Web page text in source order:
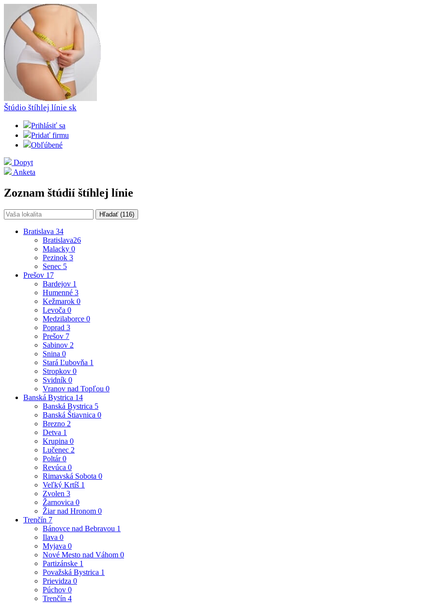
Štúdio štíhlej línie sk
Prihlásiť sa
Pridať firmu
Obľúbené
Dopyt
Anketa
Zoznam štúdií štíhlej línie
Hľadať (116)
Bratislava 34
Bratislava26
Malacky 0
Pezinok 3
Senec 5
Prešov 17
Bardejov 1
Humenné 3
Kežmarok 0
Levoča 0
Medzilaborce 0
Poprad 3
Prešov 7
Sabinov 2
Snina 0
Stará Ľubovňa 1
Stropkov 0
Svidník 0
Vranov nad Topľou 0
Banská Bystrica 14
Banská Bystrica 5
Banská Štiavnica 0
Brezno 2
Detva 1
Krupina 0
Lučenec 2
Poltár0
Revúca 0
Rimavská Sobota 0
Veľký Krtíš 1
Zvolen 3
Žarnovica 0
Žiar nad Hronom 0
Trenčín 7
Bánovce nad Bebravou 1
Ilava 0
Myjava 0
Nové Mesto nad Váhom 0
Partizánske 1
Považská Bystrica 1
Prievidza 0
Púchov 0
Trenčín 4